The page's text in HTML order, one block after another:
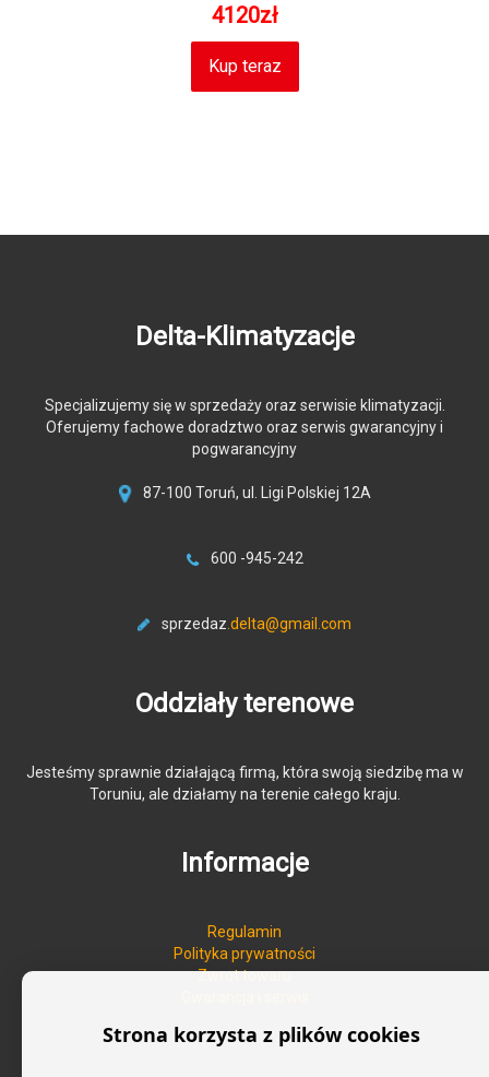
4120zł
Kup teraz
Delta-Klimatyzacje
Specjalizujemy się w sprzedaży oraz serwisie klimatyzacji.
Oferujemy fachowe doradztwo oraz serwis gwarancyjny i
pogwarancyjny
87-100 Toruń, ul. Ligi Polskiej 12A
600 -945-242
sprzedaz .delta@gmail.com
Oddziały terenowe
Jesteśmy sprawnie działającą firmą, która swoją siedzibę ma w
Toruniu, ale działamy na terenie całego kraju.
Informacje
Regulamin
Polityka prywatności
Zwrot towaru
Strona korzysta z plików cookies